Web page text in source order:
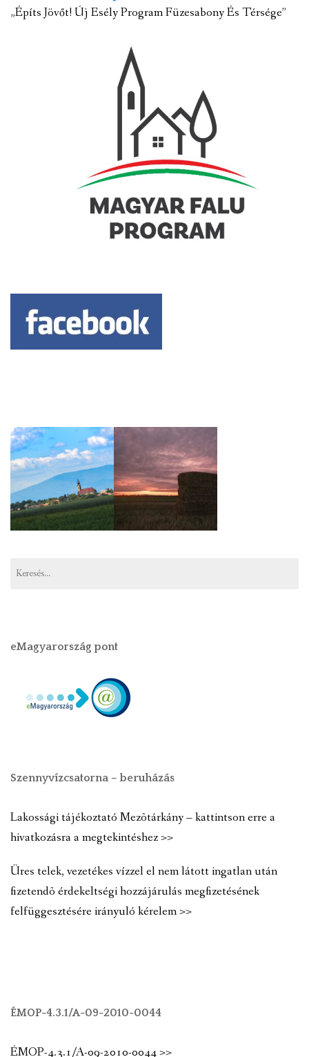
„Építs Jövőt! Új Esély Program Füzesabony És Térsége”
eMagyarország pont
Szennyvízcsatorna – beruházás
Lakossági tájékoztató Mezõtárkány – kattintson erre a
hivatkozásra a megtekintéshez >>
Üres telek, vezetékes vízzel el nem látott ingatlan után
fizetendõ érdekeltségi hozzájárulás megfizetésének
felfüggesztésére irányuló kérelem >>
ÉMOP-4.3.1/A-09-2010-0044
ÉMOP-4.3.1/A-09-2010-0044 >>